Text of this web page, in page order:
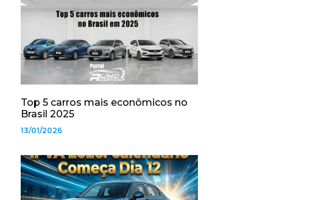
Top 5 carros mais econômicos no
Brasil 2025
13/01/2026